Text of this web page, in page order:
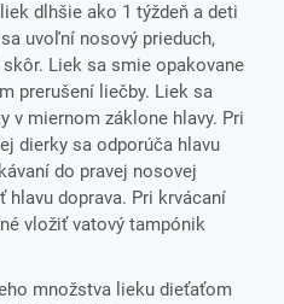
dlhšie ako 1 týždeň a deti
uvoľní nosový prieduch,
Liek sa smie opakovane
prerušení liečby. Liek sa
v miernom záklone hlavy. Pri
dierky sa odporúča hlavu
do pravej nosovej
hlavu doprava. Pri krvácaní
vložiť vatový tampónik
množstva lieku dieťaťom